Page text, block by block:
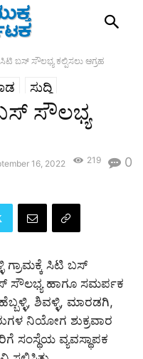
ಸಿಟಿ ಬಸ್ ಸೌಲಭ್ಯ ಕಲ್ಪಿಸಲು ಆಗ್ರಹ
ಸುದ್ದಿ
ಬಸ್ ಸೌಲಭ್ಯ
16, 2022 0
219
ಗ್ರಾಮಕ್ಕೆ ಸಿಟಿ ಬಸ್
ಸೌಲಭ್ಯ ಹಾಗೂ ಸಮರ್ಪಕ
ಶಿವಳ್ಳಿ, ಮಾರಡಗಿ,
ನಿಯೋಗ ಶುಕ್ರವಾರ
ಸಂಸ್ಥೆಯ ವ್ಯವಸ್ಥಾಪಕ